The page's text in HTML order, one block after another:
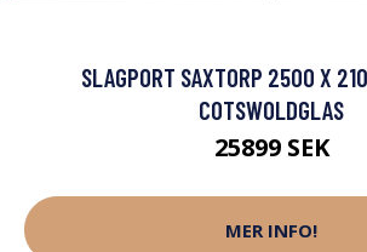
SLAGPORT SAXTORP 2500 X
COTSWOLDGLAS
25899 SEK
MER INFO!